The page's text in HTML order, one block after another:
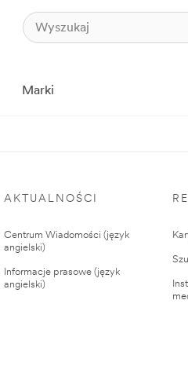
Marki
AKTUALNOŚCI
Centrum Wiadomości (język
angielski)
Informacje prasowe (język
angielski)